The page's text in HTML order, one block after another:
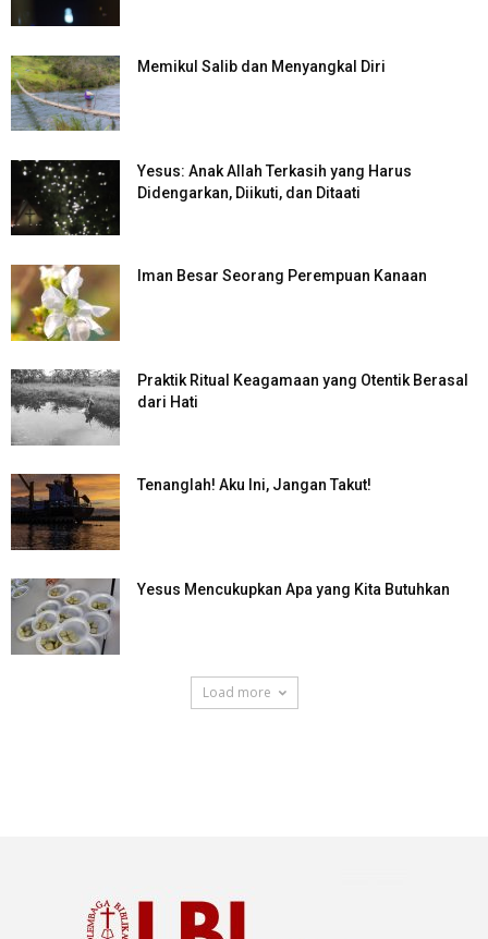
Memikul Salib dan Menyangkal Diri
Yesus: Anak Allah Terkasih yang Harus
Didengarkan, Diikuti, dan Ditaati
Iman Besar Seorang Perempuan Kanaan
Praktik Ritual Keagamaan yang Otentik Berasal
dari Hati
Tenanglah! Aku Ini, Jangan Takut!
Yesus Mencukupkan Apa yang Kita Butuhkan
Load more